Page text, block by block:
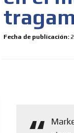
Fecha de publicación: